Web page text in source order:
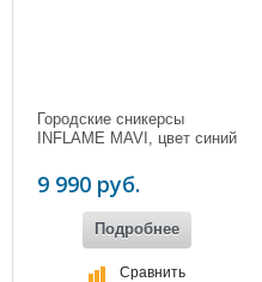
Городские сникерсы
INFLAME MAVI, цвет синий
9 990 руб.
Подробнее
Сравнить